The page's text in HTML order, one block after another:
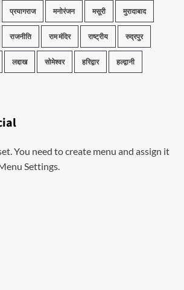
प्रयागराज मनोरंजन मसूरी मुरादाबाद
राजनीति राम मंदिर राष्ट्रीय रुद्रपुर
लद्दाख सोमेश्वर हरिद्वार हल्द्वानी
You need to create menu and assign it
Settings.